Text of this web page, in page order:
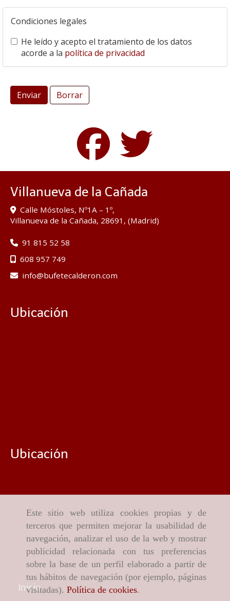
Este sitio web utiliza cookies propias y de
terceros que permiten mejorar la usabilidad de
navegación, analizar el uso de la web y mostrar
publicidad relacionada con tus preferencias
sobre la base de un perfil elaborado a partir de
tus hábitos de navegación (por ejemplo, páginas
visitadas). Política de cookies.
Condiciones legales
He leído y acepto el tratamiento de los datos
acorde a la política de privacidad
Enviar Borrar
Villanueva de la Cañada
Calle Móstoles, Nº1A – 1º,
Villanueva de la Cañada, 28691 , (Madrid)
91 815 52 58
608 957 749
info
bufetecalderon.com
Ubicación
Ubicación
Inicio